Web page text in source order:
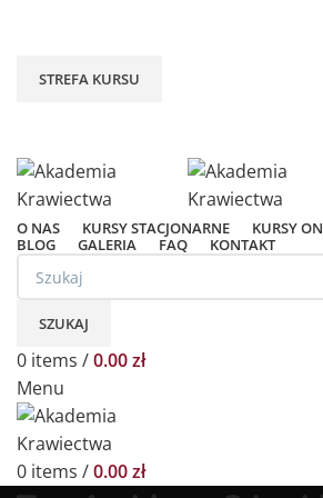
STREFA KURSU
O NAS KURSY STACJONARNE KURSY
BLOG
GALERIA FAQ KONTAKT
SZUKAJ
0 items /0.00zł
Menu
0 items /0.00zł